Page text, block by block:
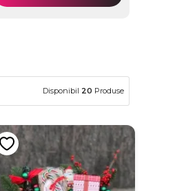
Disponibil 20 Produse